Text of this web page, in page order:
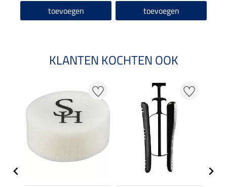
toevoegen toevoegen
KLANTEN KOCHTEN OOK